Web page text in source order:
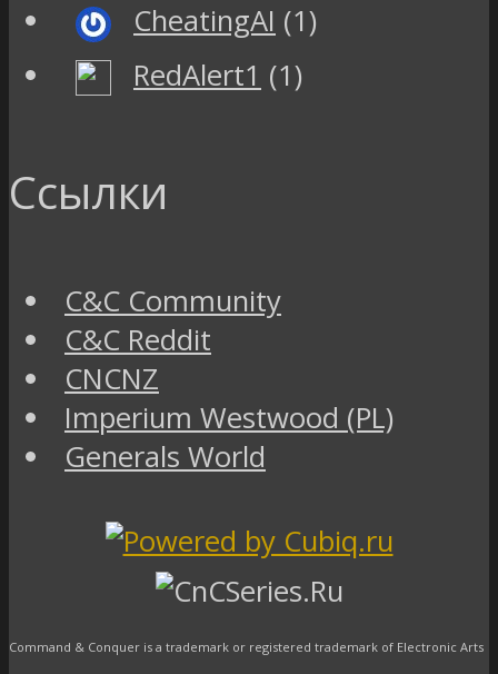
CheatingAI (1)
RedAlert1 (1)
Ссылки
C&C Community
C&C Reddit
CNCNZ
Imperium Westwood (PL)
Generals World
Command & Conquer is a trademark or registered trademark of Electronic Arts